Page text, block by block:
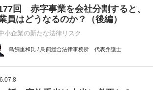
回 赤字事業を会社分割すると、
員はどうなるのか？（後編）
小企業の新たな法律リスク
鳥飼重和氏 / 鳥飼総合法律事務所 代表弁護士